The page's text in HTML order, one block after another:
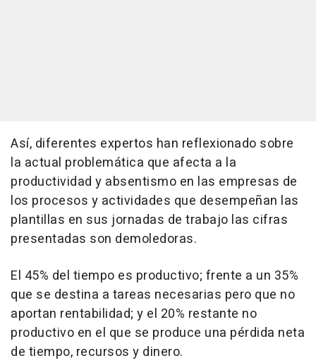
Así, diferentes expertos han reflexionado sobre
la actual problemática que afecta a la
productividad y absentismo en las empresas de
los procesos y actividades que desempeñan las
plantillas en sus jornadas de trabajo las cifras
presentadas son demoledoras.
El 45% del tiempo es productivo; frente a un 35%
que se destina a tareas necesarias pero que no
aportan rentabilidad; y el 20% restante no
productivo en el que se produce una pérdida neta
de tiempo, recursos y dinero.